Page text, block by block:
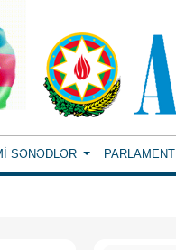
SƏNƏDLƏR PARLAMENT